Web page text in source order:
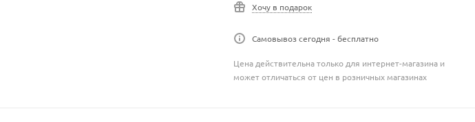
Хочу в подарок
Самовывоз сегодня - бесплатно
Цена действительна только для интернет-магазина и
может отличаться от цен в розничных магазинах